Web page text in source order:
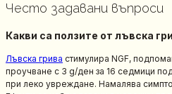
Често задавани въпроси
Какви са ползите от лъвска
Лъвска грива стимулира NGF,
проучване с 3 g/ден за 16 седмици
при леко увреждане. Намалява